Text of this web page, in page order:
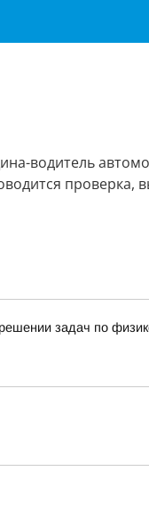
водитель
проверка,
задач по